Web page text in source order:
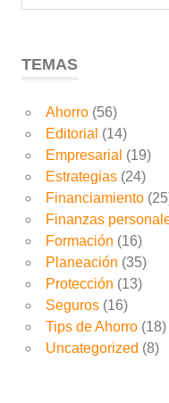
TEMAS
Ahorro(56)
Editorial (14)
Empresarial (19)
Estrategias(24)
Financiamiento
Finanzas
Formación (16)
Planeación (35)
Protección (13)
Seguros(16)
Tips de Ahorro(18)
Uncategorized (8)